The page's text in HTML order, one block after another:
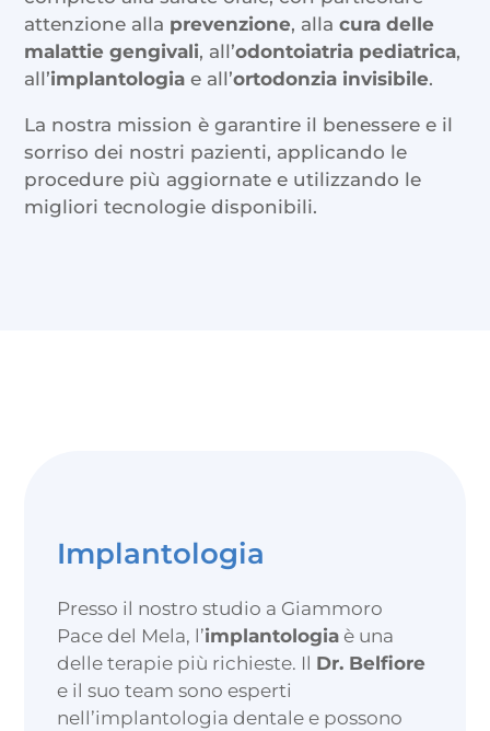
attenzione alla prevenzione, allacura delle
malattie gengivali, all’odontoiatria pediatrica,
all’implantologia e all’ortodonzia invisibile.
La nostra mission è garantire il benessere e il
sorriso dei nostri pazienti, applicando le
procedure più aggiornate e utilizzando le
migliori tecnologie disponibili.
Implantologia
Presso il nostro studio a Giammoro
Pace del Mela, l’implantologia è una
delle terapie più richieste. Il Dr. Belfiore
e il suo team sono esperti
nell’implantologia dentale e possono